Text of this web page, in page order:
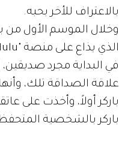
بالاعتراف للأخر بحبه.
في البداية مجرد صديقين،
علاقة الصداقة تلك،
باركر أولاً، وأخذت على
باركر بالشخصية